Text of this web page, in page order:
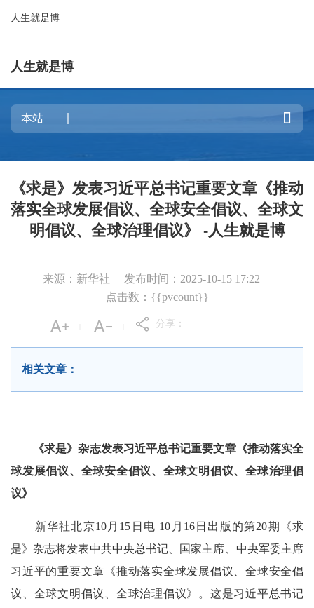
人生就是博
人生就是博

《求是》发表习近平总书记重要文章《推动
落实全球发展倡议、全球安全倡议、全球文
明倡议、全球治理倡议》 -人生就是博
来源：新华社
发布时间：2025-10-15 17:22
点击数：{{pvcount}}
分享：
相关文章：
《求是》杂志发表习近平总书记重要文章《推动落实全
球发展倡议、全球安全倡议、全球文明倡议、全球治理倡
议》
新华社北京10月15日电 10月16日出版的第20期《求
是》杂志将发表中共中央总书记、国家主席、中央军委主席
习近平的重要文章《推动落实全球发展倡议、全球安全倡
议、全球文明倡议、全球治理倡议》。这是习近平总书记